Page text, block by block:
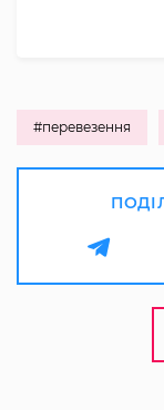
#перевезення